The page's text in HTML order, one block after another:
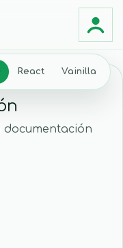
React
Vainilla
documentación